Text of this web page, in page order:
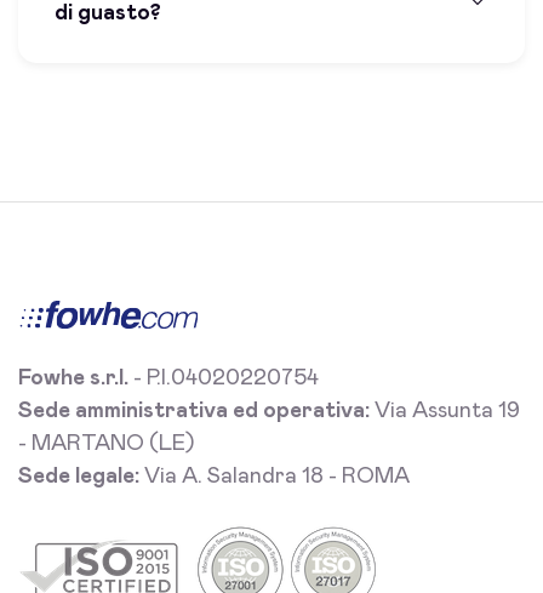
di guasto?
Fowhe s.r.l. - P.I.04020220754
Sede amministrativa ed operativa: Via Assunta 19
- MARTANO (LE)
Sede legale: Via A. Salandra 18 - ROMA